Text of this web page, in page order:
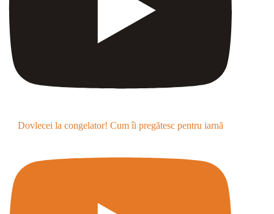
Dovlecei la congelator! Cum îi pregătesc pentru iarnă